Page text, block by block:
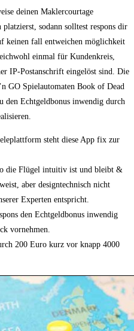
deinen Maklercourtage
sodann solltest respons dir
keinen fall entweichen möglichkeit
einmal für Kundenkreis,
IP-Postanschrift eingelöst sind. Die
GO Spielautomaten Book of Dead
den Echtgeldbonus inwendig durch
steht diese App fix zur
die Flügel intuitiv ist und bleibt &
aber designtechnisch nicht
Experten entspricht.
den Echtgeldbonus inwendig
vornehmen.
200 Euro kurz vor knapp 4000